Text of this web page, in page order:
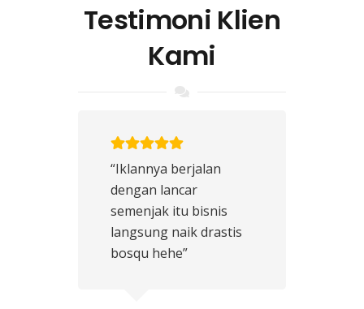
Testimoni Klien
Kami
“Iklannya berjalan
dengan lancar
semenjak itu bisnis
langsung naik drastis
bosqu hehe”